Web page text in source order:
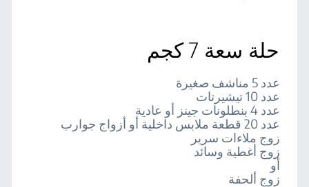
حلة سعة 7 كجم
عدد 5 مناشف صغيرة
عدد 10 تيشيرتات
عدد 4 بنطلونات جينز أو عادية
عدد 20 قطعة ملابس داخلية أو أزواج جوارب
زوج ملاءات سرير
زوج أغطية وسائد
أو
زوج ألحفة